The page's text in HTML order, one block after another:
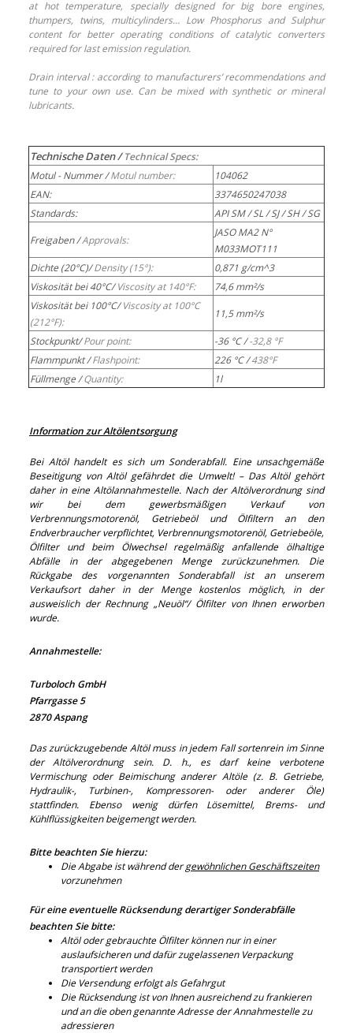
at hot temperature, specially designed for big bore engines,
thumpers, twins, multicylinders… Low Phosphorus and Sulphur
content for better operating conditions of catalytic converters
required for last emission regulation.
Drain interval : according to manufacturers’ recommendations and
tune to your own use. Can be mixed with synthetic or mineral
lubricants.
Technische Daten /Technical Specs:
Motul - Nummer /Motul number:
104062
EAN:
3374650247038
Standards:
API SM / SL / SJ / SH / SG
Freigaben /Approvals:
JASO MA2 N°
M033MOT111
Dichte (20°C)/Density (15°):
0,871 g/cm^3
Viskosität bei 40°C/Viscosity at 140°F:
74,6 mm²/s
Viskosität bei 100°C/Viscosity at 100°C
(212°F):
11,5 mm²/s
Stockpunkt/Pour point: -36 °C /-32,8 °F
Flammpunkt /Flashpoint: 226 °C /438°F
Füllmenge /Quantity: 1l
Information zur Altölentsorgung
Bei Altöl handelt es sich um Sonderabfall. Eine unsachgemäße
Beseitigung von Altöl gefährdet die Umwelt! – Das Altöl gehört
daher in eine Altölannahmestelle. Nach der Altölverordnung sind
wir bei dem gewerbsmäßigen Verkauf von
Verbrennungsmotorenöl, Getriebeöl und Ölfiltern an den
Endverbraucher verpflichtet, Verbrennungsmotorenöl, Getriebeöle,
Ölfilter und beim Ölwechsel regelmäßig anfallende ölhaltige
Abfälle in der abgegebenen Menge zurückzunehmen. Die
Rückgabe des vorgenannten Sonderabfall ist an unserem
Verkaufsort daher in der Menge kostenlos möglich, in der
ausweislich der Rechnung „Neuöl“/ Ölfilter von Ihnen erworben
wurde.
Annahmestelle:
Turboloch GmbH
Pfarrgasse 5
2870 Aspang
Das zurückzugebende Altöl muss in jedem Fall sortenrein im Sinne
der Altölverordnung sein. D. h., es darf keine verbotene
Vermischung oder Beimischung anderer Altöle (z. B. Getriebe,
Hydraulik-, Turbinen-, Kompressoren- oder anderer Öle)
stattfinden. Ebenso wenig dürfen Lösemittel, Brems- und
Kühlflüssigkeiten beigemengt werden.
Bitte beachten Sie hierzu:
Die Abgabe ist während dergewöhnlichen Geschäftszeiten
vorzunehmen
Für eine eventuelle Rücksendung derartiger Sonderabfälle
beachten Sie bitte:
Altöl oder gebrauchte Ölfilter können nur in einer
auslaufsicheren und dafür zugelassenen Verpackung
transportiert werden
Die Versendung erfolgt als Gefahrgut
Die Rücksendung ist von Ihnen ausreichend zu frankieren
und an die oben genannte Adresse der Annahmestelle zu
adressieren